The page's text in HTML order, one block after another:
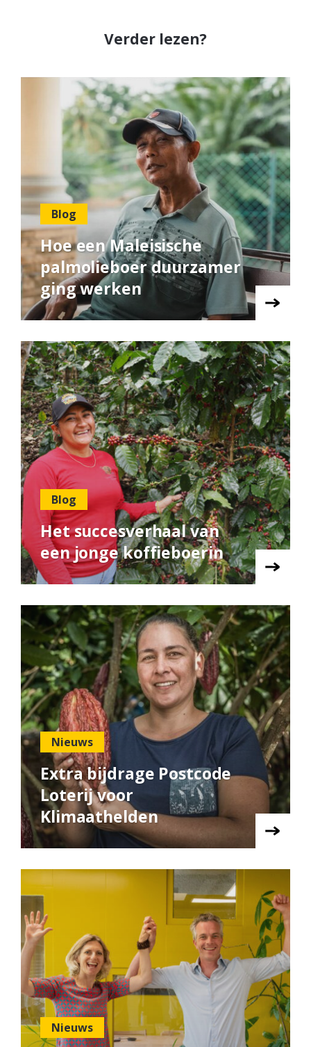
Verder lezen?
Blog
Hoe een Maleisische
palmolieboer duurzamer
ging werken
Blog
Het succesverhaal van
een jonge koffieboerin
Nieuws
Extra bijdrage Postcode
Loterij voor
Klimaathelden
Nieuws